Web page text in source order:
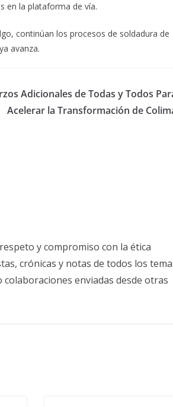
en la plataforma de vía.
continúan los procesos de soldadura de
avanza.
Adicionales de Todas y Todos
Acelerar la Transformación de
y compromiso con la ética
crónicas y notas de todos los
enviadas desde otras